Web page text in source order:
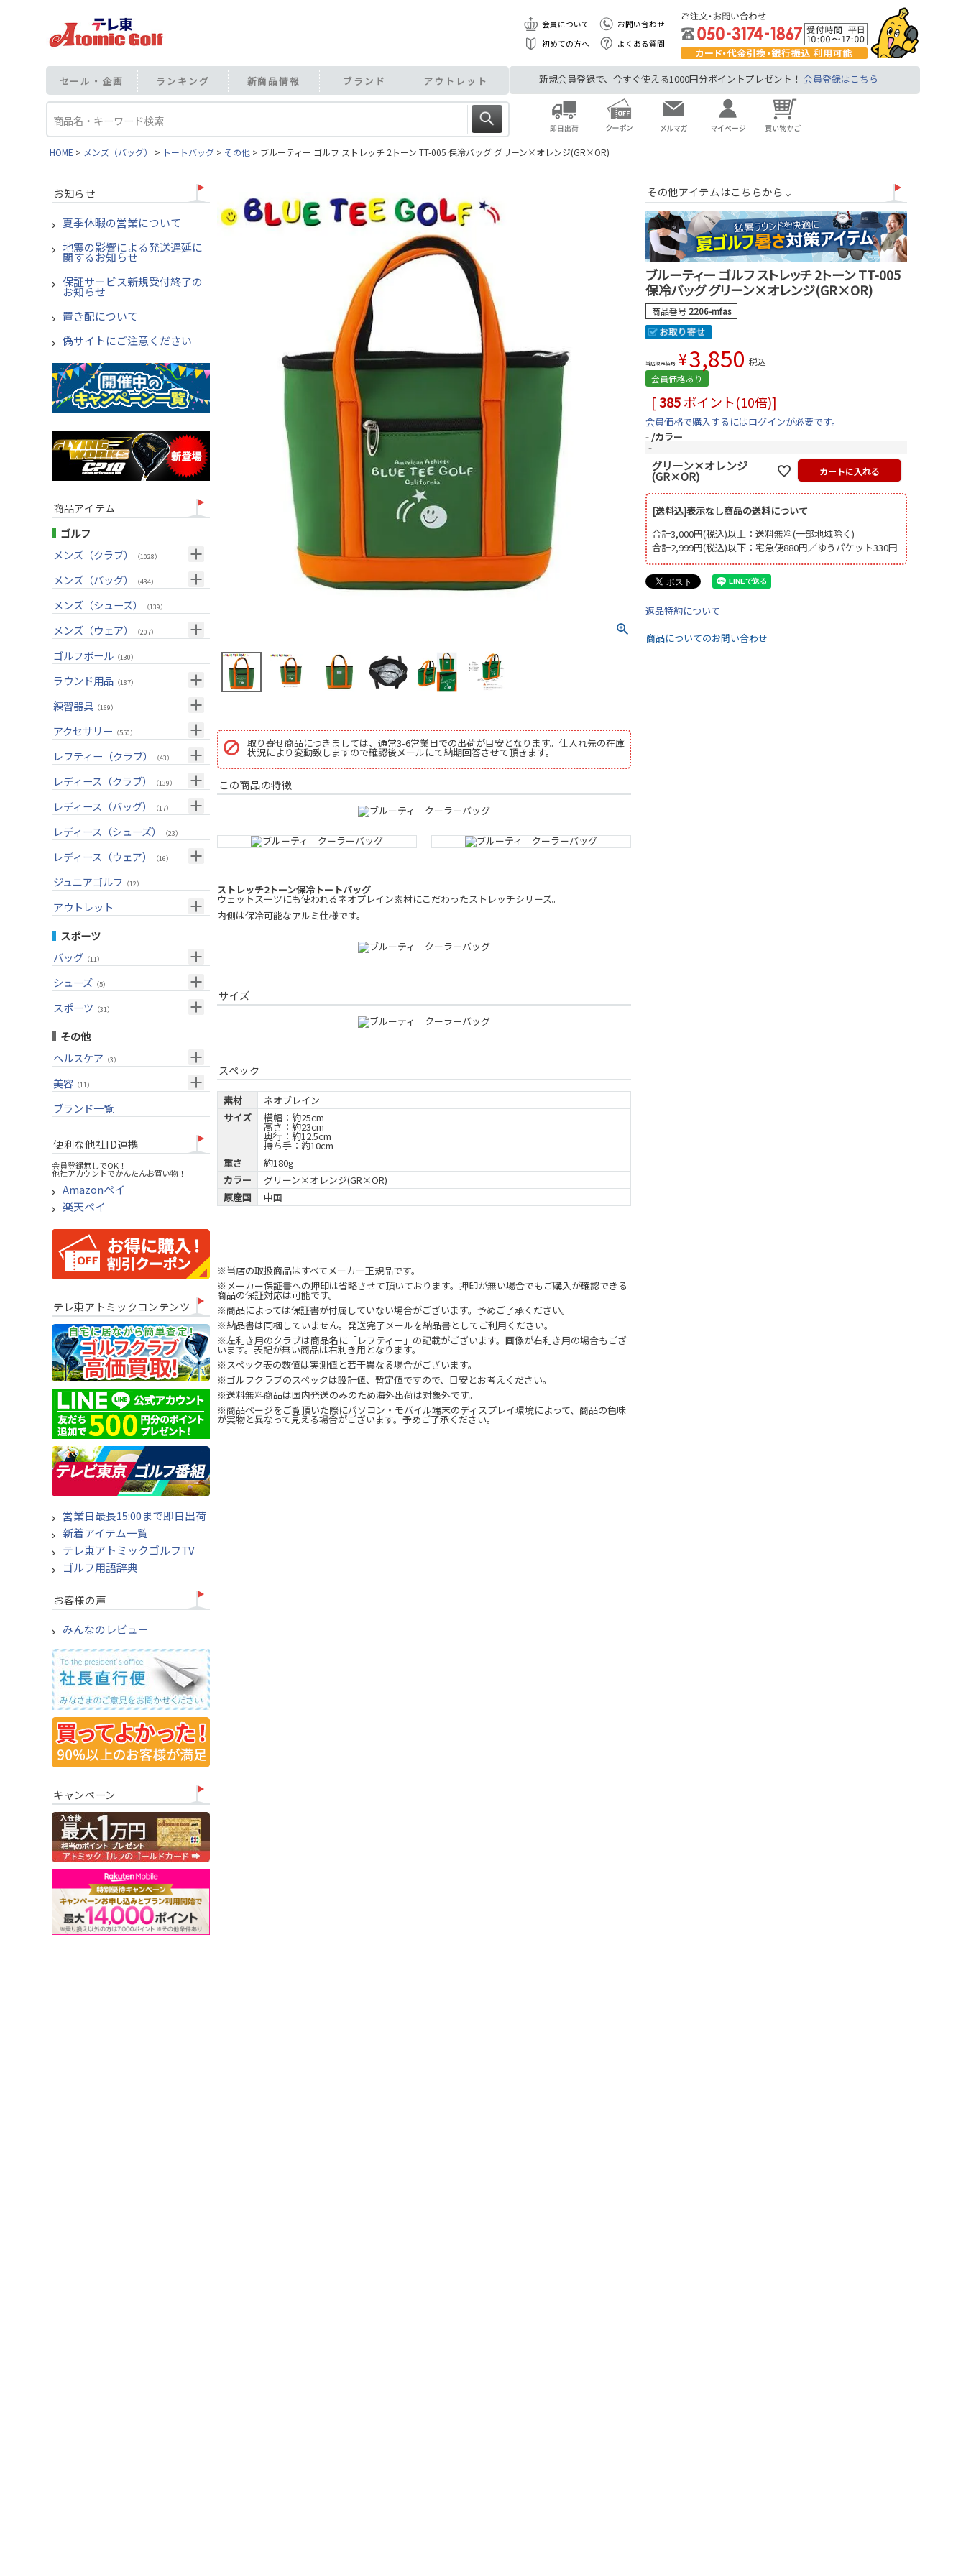
会員について
お問い合わせ
初めての方へ
よくある質問
セール・企画 ランキング 新商品情報 ブランド アウトレット 新規会員登録で、今すぐ使える1000円分ポイントプレゼント！ 会員登録はこちら
HOME メンズ（バッグ） トートバッグ その他 ブルーティー ゴルフ ストレッチ 2トーン TT-005 保冷バッグ グリーン×オレンジ(GR×OR)
お知らせ
夏季休暇の営業について
地震の影響による発送遅延に
関するお知らせ
保証サービス新規受付終了の
お知らせ
置き配について
偽サイトにご注意ください
商品アイテム
ゴルフ
メンズ（クラブ）
（1028）
クラブセット(右用) （24）
ドライバー(右用)
フェアウェイウッド(右用) （100）
ウェッジ(右用)
パター(右用)
チッパー(右用)（13）
USモデル（59）
カスタム
メンズ（バッグ） （434）
キャディバッグ（212）
ボストンバッグ
トートバッグ
メンズ（シューズ） （139）
メンズ（ウェア） （207）
トップス（55）
ボトムス（26）
アウター
グローブ
その他
ゴルフボール （130）
ラウンド用品 （187）
GPSナビ（34）
距離測定器
（20）
ネームプレート
傘
練習器具 （169）
パターマット（28）
スイング練習器 （114）
アクセサリー （550）
ヘッドカバー（213）
シューズケース （7）
トラベルケース （20）
サングラス
ネックレス
その他
シャフト（27）
グリップ（20）
レフティー（クラブ） （43）
クラブセット(左用) （1）
ドライバー(左用)（4）
フェアウェイウッド(左用)
ウェッジ(左用)
パター(左用)
USモデル
レディース（クラブ） （139）
クラブセット(女性用) （11）
ドライバー(女性用)（20）
フェアウェイウッド(女性用) （28）
ウェッジ(女性用)
パター(女性用)
チッパー(女性用)（2）
USモデル（1）
レディース（バッグ） （17）
キャディバッグ （12）
クラブケース （2）
レディース（シューズ） （23）
レディース（ウェア） （16）
トップス（5）
レインウェア
ジュニアゴルフ （12）
アウトレット
クラブセット
ドライバー
ユーティリティー
アイアンセット
アイアン単品
ウェッジ
パター
ゴルフバッグ
ゴルフシューズ
ウェア
その他
スポーツ
バッグ （11）
メンズ（10）
スーツケース
シューズ （5）
アクセサリー
スポーツ （31）
トレーニング
アウトドア
その他
ヘルスケア （3）
サポーター
美容 （11）
UVケア（11）
ブランド一覧
便利な他社ID連携
会員登録無しでOK！
他社アカウントでかんたんお買い物！
Amazonペイ
楽天ペイ
テレ東アトミックコンテンツ
営業日最長15:00まで即日出荷
新着アイテム一覧
テレ東アトミックゴルフTV
ゴルフ用語辞典
お客様の声
みんなのレビュー
キャンペーン
その他アイテムはこちらから↓
ブルーティー ゴルフ ストレッチ 2トーン TT-005
保冷バッグ グリーン×オレンジ(GR×OR)
商品番号 2206-mfas
当店販売価格 ¥3,850 税込
会員価格あり
[385ポイント(10倍)]
会員価格で購入するにはログインが必要です。
- カラー
-
グリーン×オレンジ
(GR×OR) カートに入れる
[送料込]表示なし商品の送料について
合計3,000円(税込)以上：送料無料(一部地域除く)
合計2,999円(税込)以下：宅急便880円／ゆうパケット330円
返品特約について
商品についてのお問い合わせ
取り寄せ商品につきましては、通常3-6営業日での出荷が目安となります。仕入れ先の在庫
状況により変動致しますので確認後メールにて納期回答させて頂きます。
この商品の特徴
ストレッチ2トーン保冷トートバッグ
ウェットスーツにも使われるネオプレイン素材にこだわったストレッチシリーズ。
内側は保冷可能なアルミ仕様です。
サイズ
スペック
素材
ネオブレイン
サイズ
横幅：約25cm
高さ：約23cm
奥行：約12.5cm
持ち手：約10cm
重さ
約180g
カラー
グリーン×オレンジ(GR×OR)
原産国
中国
※当店の取扱商品はすべてメーカー正規品です。
※メーカー保証書への押印は省略させて頂いております。押印が無い場合でもご購入が確認できる
商品の保証対応は可能です。
※商品によっては保証書が付属していない場合がございます。予めご了承ください。
※納品書は同梱していません。発送完了メールを納品書としてご利用ください。
※左利き用のクラブは商品名に「レフティー」の記載がございます。画像が右利き用の場合もござ
います。表記が無い商品は右利き用となります。
※スペック表の数値は実測値と若干異なる場合がございます。
※ゴルフクラブのスペックは設計値、暫定値ですので、目安とお考えください。
※送料無料商品は国内発送のみのため海外出荷は対象外です。
※商品ページをご覧頂いた際にパソコン・モバイル端末のディスプレイ環境によって、商品の色味
が実物と異なって見える場合がございます。予めご了承ください。